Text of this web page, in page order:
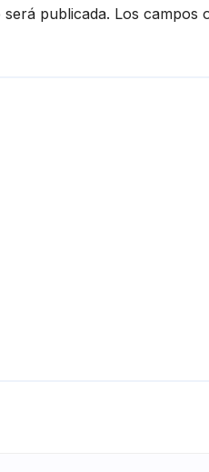
publicada. Los campos